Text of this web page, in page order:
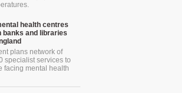
health centres
banks and libraries
plans network of
specialist services to
facing mental health